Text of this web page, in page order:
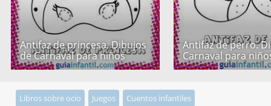
Antifaz de princesa. Dibujos
de Carnaval para niños
Antifaz de perro.
Carnaval para
Libros sobre ocio Juegos
Cuentos infantiles